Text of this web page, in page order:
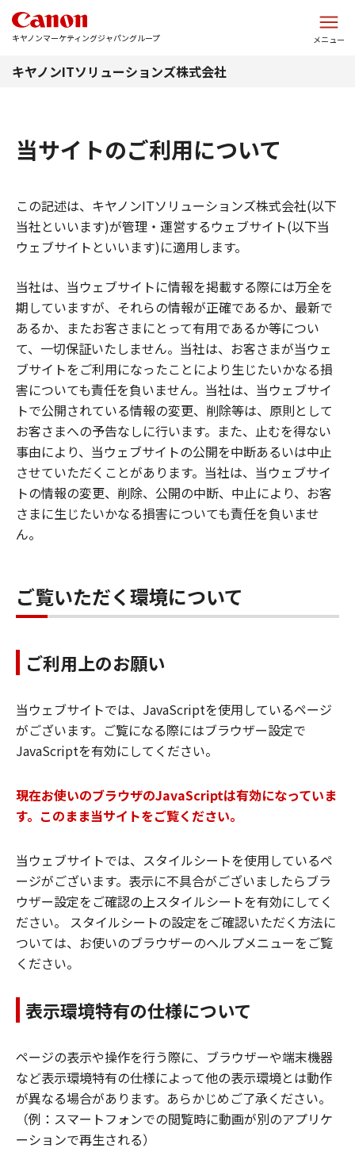
キヤノンマーケティングジャパングループ メニュー
キヤノンITソリューションズ株式会社
当サイトのご利用について
この記述は、キヤノンITソリューションズ株式会社(以下
当社といいます)が管理・運営するウェブサイト(以下当
ウェブサイトといいます)に適用します。
当社は、当ウェブサイトに情報を掲載する際には万全を
期していますが、それらの情報が正確であるか、最新で
あるか、またお客さまにとって有用であるか等につい
て、一切保証いたしません。当社は、お客さまが当ウェ
ブサイトをご利用になったことにより生じたいかなる損
害についても責任を負いません。当社は、当ウェブサイ
トで公開されている情報の変更、削除等は、原則として
お客さまへの予告なしに行います。また、止むを得ない
事由により、当ウェブサイトの公開を中断あるいは中止
させていただくことがあります。当社は、当ウェブサイ
トの情報の変更、削除、公開の中断、中止により、お客
さまに生じたいかなる損害についても責任を負いませ
ん。
ご覧いただく環境について
ご利用上のお願い
当ウェブサイトでは、JavaScriptを使用しているページ
がございます。ご覧になる際にはブラウザー設定で
JavaScriptを有効にしてください。
現在お使いのブラウザのJavaScriptは有効になっていま
す。このまま当サイトをご覧ください。
当ウェブサイトでは、スタイルシートを使用しているペ
ージがございます。表示に不具合がございましたらブラ
ウザー設定をご確認の上スタイルシートを有効にしてく
ださい。 スタイルシートの設定をご確認いただく方法に
ついては、お使いのブラウザーのヘルプメニューをご覧
ください。
表示環境特有の仕様について
ページの表示や操作を行う際に、ブラウザーや端末機器
など表示環境特有の仕様によって他の表示環境とは動作
が異なる場合があります。あらかじめご了承ください。
（例：スマートフォンでの閲覧時に動画が別のアプリケ
ーションで再生される）